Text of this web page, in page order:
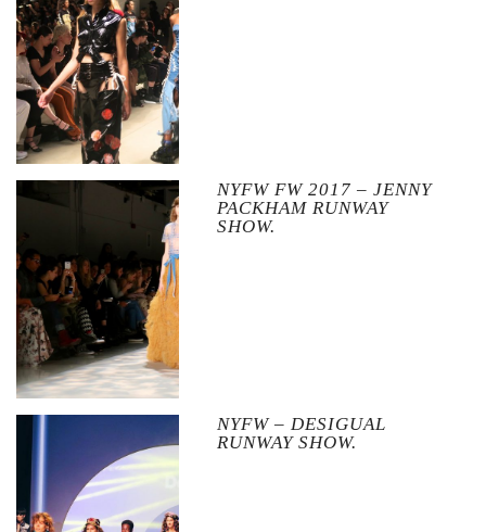
NYFW FW 2017 – JENNY
PACKHAM RUNWAY
SHOW.
NYFW – DESIGUAL
RUNWAY SHOW.